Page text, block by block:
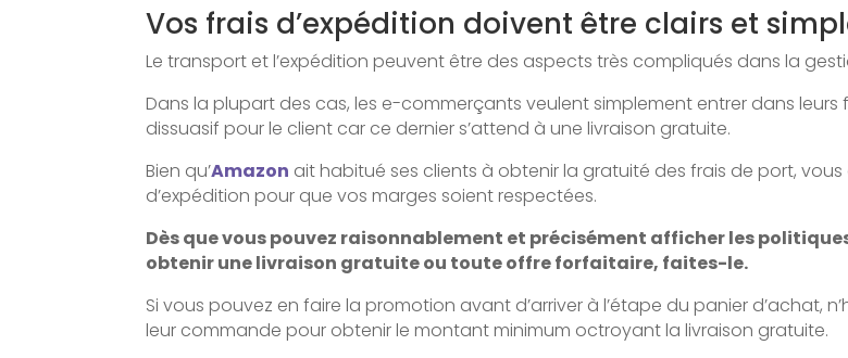
Vos frais d’expédition doivent être clairs et
Le transport et l’expédition peuvent être des aspects très compliqués dans la
Dans la plupart des cas, les e-commerçants veulent simplement entrer dans
dissuasif pour le client car ce dernier s’attend à une livraison gratuite.
Bien qu’Amazon ait habitué ses clients à obtenir la gratuité des frais de port,
d’expédition pour que vos marges soient respectées.
Dès que vous pouvez raisonnablement et précisément afficher les
obtenir une livraison gratuite ou toute offre forfaitaire, faites-le.
Si vous pouvez en faire la promotion avant d’arriver à l’étape du panier d’achat,
leur commande pour obtenir le montant minimum octroyant la livraison gratuite.